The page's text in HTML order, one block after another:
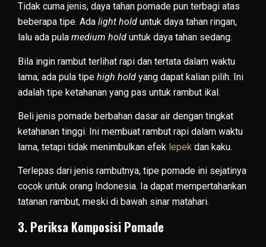
Tidak cuma jenis, daya tahan pomade pun terbagi atas
beberapa tipe. Ada light hold untuk daya tahan ringan,
lalu ada pula medium hold untuk daya tahan sedang.
Bila ingin rambut terlihat rapi dan tertata dalam waktu
lama, ada pula tipe high hold yang dapat kalian pilih. Ini
adalah tipe ketahanan yang pas untuk rambut ikal.
Beli jenis pomade berbahan dasar air dengan tingkat
ketahanan tinggi. Ini membuat rambut rapi dalam waktu
lama, tetapi tidak menimbulkan efek lepek dan kaku.
Terlepas dari jenis rambutnya, tipe pomade ini sejatinya
cocok untuk orang Indonesia. Ia dapat mempertahankan
tatanan rambut, meski di bawah sinar matahari.
3. Periksa Komposisi Pomade